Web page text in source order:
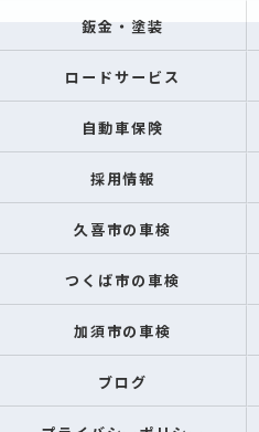
鈑金・塗装
ロードサービス
自動車保険
採用情報
久喜市の車検
つくば市の車検
加須市の車検
ブログ